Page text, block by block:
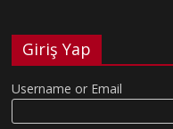
Giriş Yap
Username or Email